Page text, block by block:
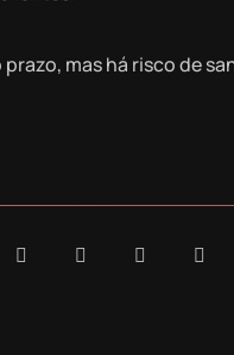
mas há risco de